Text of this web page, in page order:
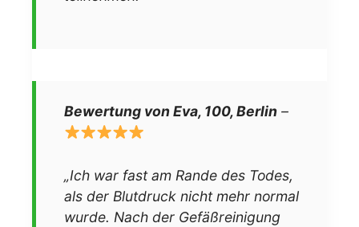
Bewertung von Eva, 100, Berlin –
„Ich war fast am Rande des Todes,
als der Blutdruck nicht mehr normal
wurde. Nach der Gefäßreinigung